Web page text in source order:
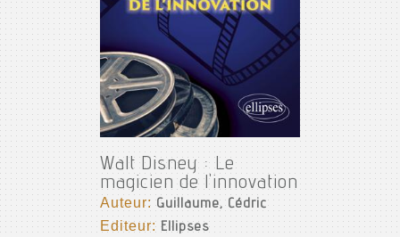
Walt Disney : Le
magicien de l'innovation
Auteur:Guillaume, Cédric
Editeur: Ellipses